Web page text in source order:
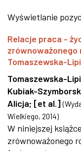
Wyświetlanie
Relacje praca -
zrównoważonego
Tomaszewska-
Tomaszewska-
Kubiak-
Alicja; [et al.] (
Wielkiego, 2014)
W niniejszej
zrównoważonego